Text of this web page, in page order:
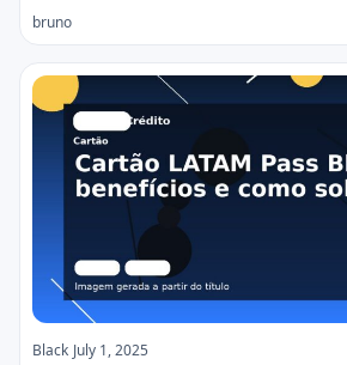
bruno
Black July 1, 2025